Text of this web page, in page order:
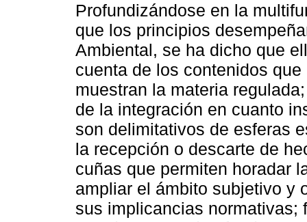
Profundizándose en la
que los principios
Ambiental, se ha dicho que
cuenta de los contenidos
muestran la materia
de la integración en cuanto
son delimitativos de esferas
la recepción o descarte de
cuñas que permiten horadar
ampliar el ámbito subjetivo y
sus implicancias normativas;